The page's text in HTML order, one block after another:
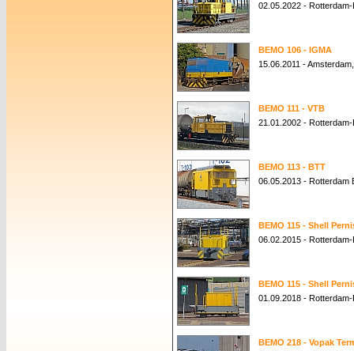
02.05.2022 -
BEMO 106 - IGMA
15.06.2011 -
BEMO 111 - VTB
21.01.2002 -
BEMO 113 - BTT
06.05.2013 - Rotterdam
BEMO 115 - Shell
06.02.2015 -
BEMO 115 - Shell
01.09.2018 -
BEMO 218 - Vopak